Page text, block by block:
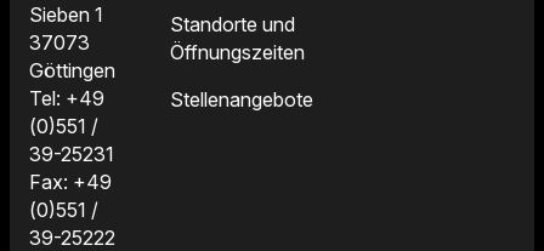
Sieben 1
37073
Göttingen
Tel: +49
(0)551 /
39-25231
Fax: +49
(0)551 /
39-25222
Standorte und
Öffnungszeiten
Stellenangebote